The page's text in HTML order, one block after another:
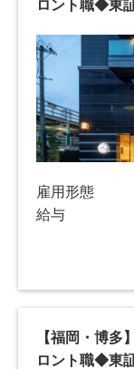
ロント職◆東
雇用形態
給与
【福岡・博多
ロント職◆東